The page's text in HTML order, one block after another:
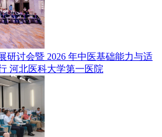
研讨会暨 2026 年中医基础能力与适
河北医科大学第一医院